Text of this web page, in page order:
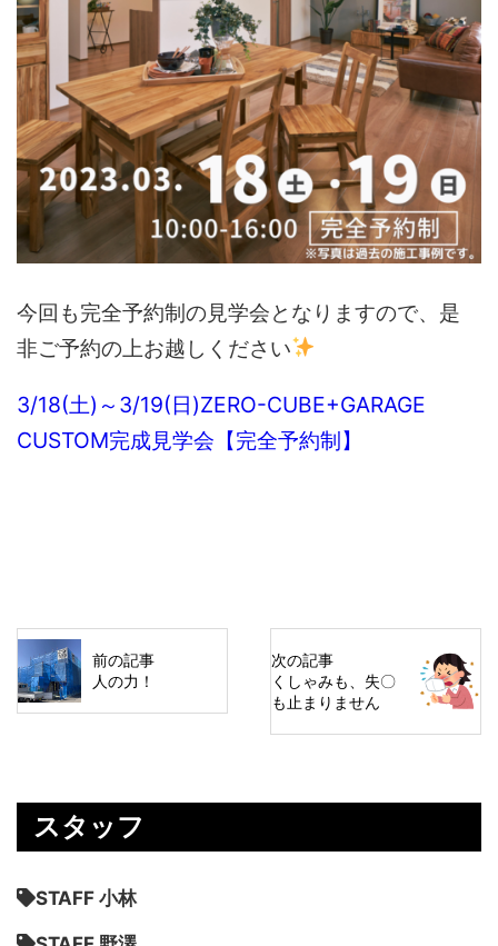
今回も完全予約制の見学会となりますので、是
非ご予約の上お越しください
3/18(土)～3/19(日)ZERO-CUBE+GARAGE
CUSTOM完成見学会【完全予約制】
前の記事
人の力！
次の記事
くしゃみも、失〇
も止まりません
スタッフ
STAFF 小林